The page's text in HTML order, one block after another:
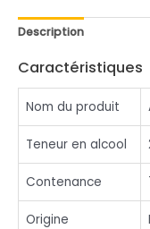
Description
Caractéristiques
Nom du produit
Teneur en alcool
Contenance
Origine